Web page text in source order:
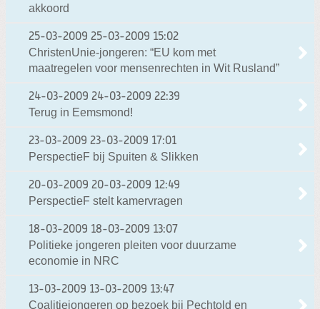
akkoord
25-03-2009 25-03-2009 15:02
ChristenUnie-jongeren: “EU kom met
maatregelen voor mensenrechten in Wit Rusland”
24-03-2009 24-03-2009 22:39
Terug in Eemsmond!
23-03-2009 23-03-2009 17:01
PerspectieF bij Spuiten & Slikken
20-03-2009 20-03-2009 12:49
PerspectieF stelt kamervragen
18-03-2009 18-03-2009 13:07
Politieke jongeren pleiten voor duurzame
economie in NRC
13-03-2009 13-03-2009 13:47
Coalitiejongeren op bezoek bij Pechtold en